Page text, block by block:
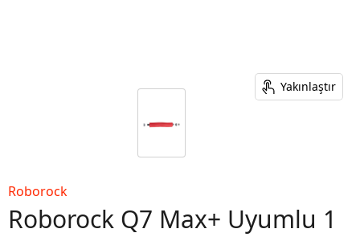
Yakınlaştır
Roborock
Roborock Q7 Max+ Uyumlu 1